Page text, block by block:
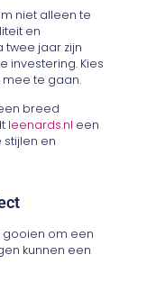
niet alleen te
en
twee jaar zijn
investering. Kies
mee te gaan.
breed
leenards.nl een
en
gooien om een
kunnen een